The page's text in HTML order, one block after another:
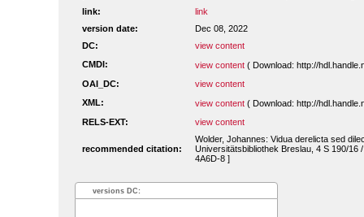
link:
link
version date:
Dec 08, 2022
DC:
view content
CMDI:
view content ( Download: http://
OAI_DC:
view content
XML:
view content ( Download: http://
RELS-EXT:
view content
recommended citation:
Wolder, Johannes: Vidua derelicta sed
Universitätsbibliothek Breslau, 4 S 190/16
4A6D-8 ]
versions DC: